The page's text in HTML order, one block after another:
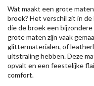
Wat maakt een grote
broek? Het verschil zit in
die de broek een
grote maten zijn vaak
glittermaterialen, of
uitstraling hebben. Deze
opvalt en een feestelijke
comfort.